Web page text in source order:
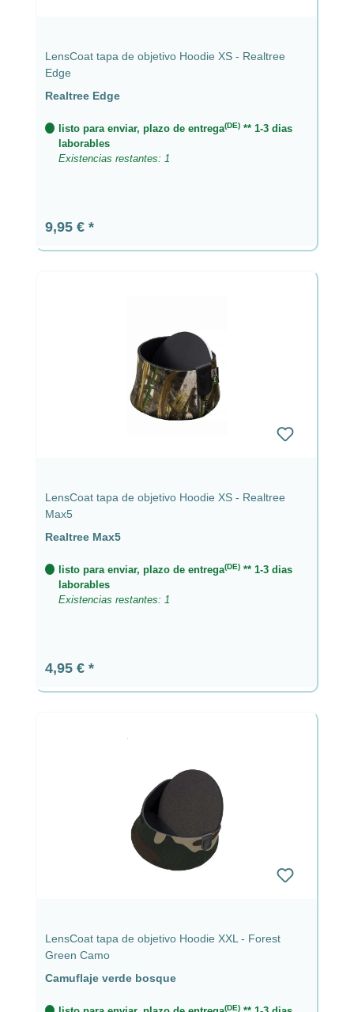
LensCoat tapa de objetivo Hoodie XS - Realtree
Edge
Realtree Edge
listo para enviar, plazo de entrega(DE) ** 1-3 dias
laborables
Existencias restantes: 1
Precio normal:
9,95 €
LensCoat tapa de objetivo Hoodie XS - Realtree
Max5
Realtree Max5
listo para enviar, plazo de entrega(DE) ** 1-3 dias
laborables
Existencias restantes: 1
Precio normal:
4,95 €
LensCoat tapa de objetivo Hoodie XXL - Forest
Green Camo
Camuflaje verde bosque
(DE)